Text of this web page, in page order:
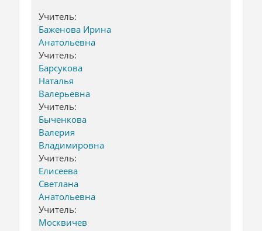
Учитель:
Баженова Ирина
Анатольевна
Учитель:
Барсукова
Наталья
Валерьевна
Учитель:
Быченкова
Валерия
Владимировна
Учитель:
Елисеева
Светлана
Анатольевна
Учитель:
Москвичев